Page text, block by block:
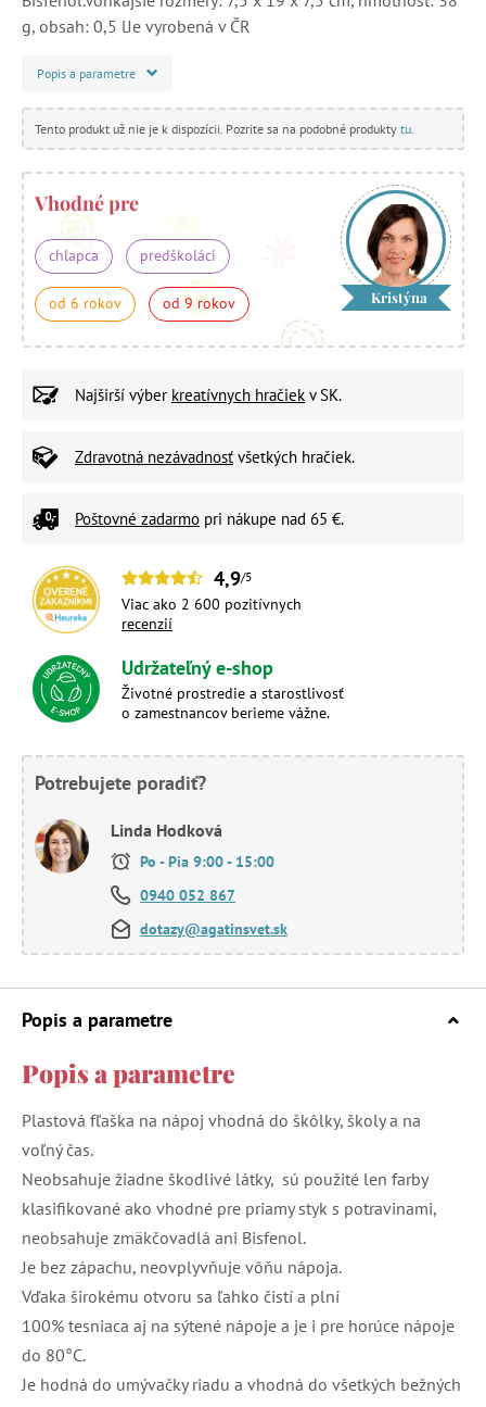
g, obsah: 0,5 lJe vyrobená v ČR
Popis a parametre
Tento produkt už nie je k dispozícii. Pozrite sa na podobné produkty tu
Vhodné pre
chlapca predškoláci
od 6 rokov od 9 rokov Kristýna
Najširší výber kreatívnych hračiek v SK.
Zdravotná nezávadnosť všetkých hračiek.
Poštovné zadarmo pri nákupe nad 65 €.
4,9/5
Viac ako 2 600 pozitívnych
recenzií
Udržateľný e-shop
Životné prostredie a starostlivosť
o zamestnancov berieme vážne.
Potrebujete poradiť?
Linda Hodková
Po - Pia 9:00 - 15:00
0940 052 867
dotazy@agatinsvet.sk
Popis a parametre
Popis a parametre
Plastová fľaška na nápoj vhodná do škôlky, školy a na
voľný čas.
Neobsahuje žiadne škodlivé látky, sú použité len farby
klasifikované ako vhodné pre priamy styk s potravinami,
neobsahuje zmäkčovadlá ani Bisfenol.
Je bez zápachu, neovplyvňuje vôňu nápoja.
Vďaka širokému otvoru sa ľahko čistí a plní
100% tesniaca aj na sýtené nápoje a je i pre horúce nápoje
do 80°C.
Je hodná do umývačky riadu a vhodná do všetkých bežných